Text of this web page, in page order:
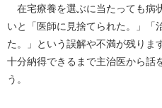
在宅療養を選ぶに当たっても病
いと「医師に見捨てられた。」「
た。」という誤解や不満が残りま
十分納得できるまで主治医から話
う。